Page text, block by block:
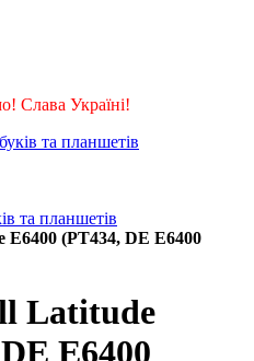
Слава Україні!
та планшетів
та планшетів
(PT434, DE E6400
Latitude
E6400